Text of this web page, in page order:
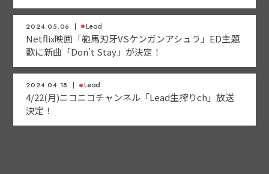
2024.05.06 Lead
Netflix映画「範馬刃牙VSケンガンアシュラ」ED主題
歌に新曲「Don’t Stay」が決定！
2024.04.18 Lead
4/22(月)ニコニコチャンネル「Lead生搾りch」放送
決定！